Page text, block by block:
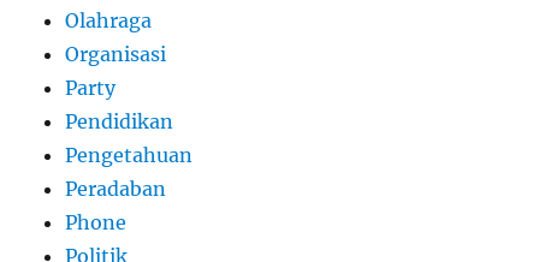
Olahraga
Organisasi
Party
Pendidikan
Pengetahuan
Peradaban
Phone
Politik